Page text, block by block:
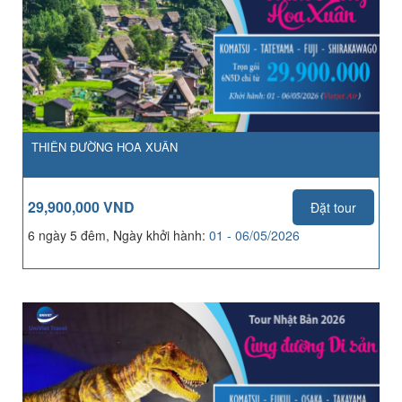
THIÊN ĐƯỜNG HOA XUÂN
29,900,000 VND
Đặt tour
6 ngày 5 đêm, Ngày khởi hành: 01 - 06/05/2026